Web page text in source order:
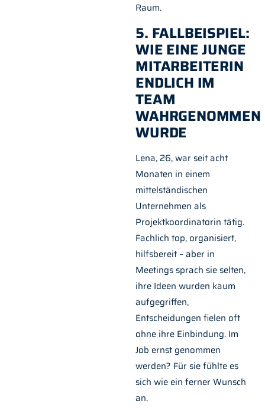
Raum.
5. FALLBEISPIEL:
WIE EINE JUNGE
MITARBEITERIN
ENDLICH IM
TEAM
WAHRGENOMMEN
WURDE
Lena, 26, war seit acht
Monaten in einem
mittelständischen
Unternehmen als
Projektkoordinatorin tätig.
Fachlich top, organisiert,
hilfsbereit – aber in
Meetings sprach sie selten,
ihre Ideen wurden kaum
aufgegriffen,
Entscheidungen fielen oft
ohne ihre Einbindung. Im
Job ernst genommen
werden? Für sie fühlte es
sich wie ein ferner Wunsch
an.